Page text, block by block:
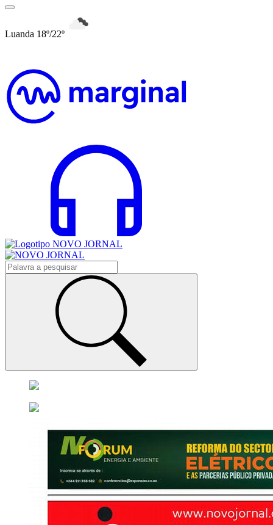
Luanda 18º/22º